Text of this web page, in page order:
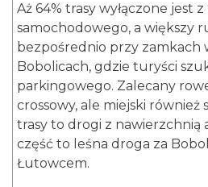
Aż 64% trasy wyłączone jest
samochodowego, a większy
bezpośrednio przy zamkach
Bobolicach, gdzie turyści
parkingowego. Zalecany
crossowy, ale miejski również
trasy to drogi z nawierzchnią
część to leśna droga za
Łutowcem.